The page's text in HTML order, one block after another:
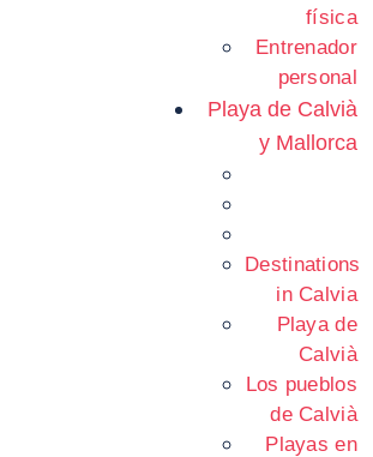
física
Entrenador
personal
Playa de Calvià
y Mallorca
Destinations
in Calvia
Playa de
Calvià
Los pueblos
de Calvià
Playas en